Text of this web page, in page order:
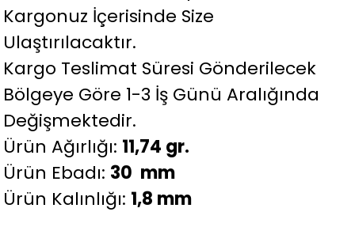
Kargonuz İçerisinde Size
Ulaştırılacaktır.
Kargo Teslimat Süresi Gönderilecek
Bölgeye Göre 1-3 İş Günü Aralığında
Değişmektedir.
Ürün Ağırlığı: 11,74 gr.
Ürün Ebadı: 30 mm
Ürün Kalınlığı: 1,8 mm